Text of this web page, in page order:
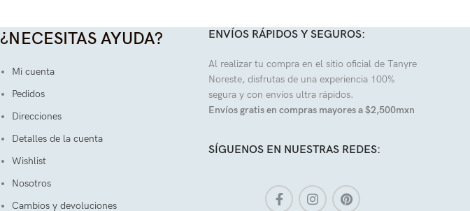
¿NECESITAS AYUDA?
Mi cuenta
Pedidos
Direcciones
Detalles de la cuenta
Wishlist
Nosotros
Cambios y devoluciones
ENVÍOS RÁPIDOS Y SEGUROS:
Al realizar tu compra en el sitio oficial de Tanyre
Noreste, disfrutas de una experiencia 100%
segura y con envíos ultra rápidos.
Envíos gratis en compras mayores a $2,500mxn
SÍGUENOS EN NUESTRAS REDES: